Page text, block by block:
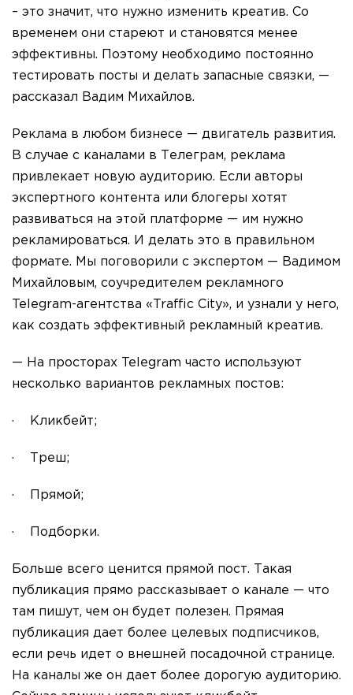
– это значит, что нужно изменить креатив. Со
временем они стареют и становятся менее
эффективны. Поэтому необходимо постоянно
тестировать посты и делать запасные связки, —
рассказал Вадим Михайлов.
Реклама в любом бизнесе — двигатель развития.
В случае с каналами в Телеграм, реклама
привлекает новую аудиторию. Если авторы
экспертного контента или блогеры хотят
развиваться на этой платформе — им нужно
рекламироваться. И делать это в правильном
формате. Мы поговорили с экспертом — Вадимом
Михайловым, соучредителем рекламного
Telegram-агентства «Traffic City», и узнали у него,
как создать эффективный рекламный креатив.
— На просторах Telegram часто используют
несколько вариантов рекламных постов:
· Кликбейт;
· Треш;
· Прямой;
· Подборки.
Больше всего ценится прямой пост. Такая
публикация прямо рассказывает о канале — что
там пишут, чем он будет полезен. Прямая
публикация дает более целевых подписчиков,
если речь идет о внешней посадочной странице.
На каналы же он дает более дорогую аудиторию.